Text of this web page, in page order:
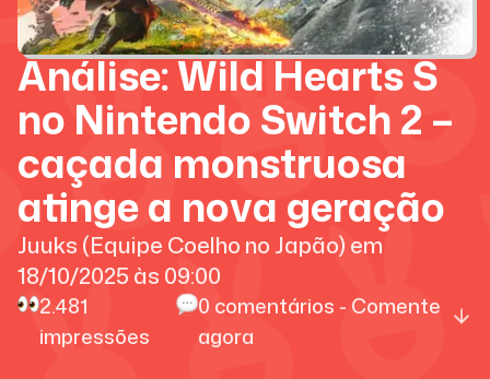
Análise: Wild Hearts S
no Nintendo Switch 2 –
caçada monstruosa
atinge a nova geração
Juuks (Equipe Coelho no Japão) em
18/10/2025 às 09:00
2.481
impressões
0 comentários - Comente
agora